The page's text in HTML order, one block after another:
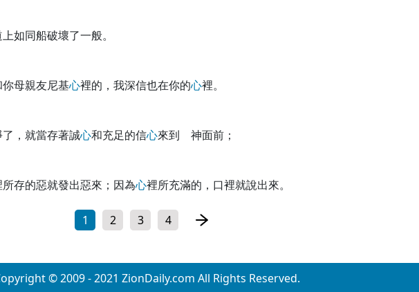
如同船破壞了一般。
母親友尼基心裡的，我深信也在你的心裡。
，就當存著誠心和充足的信心來到 神面前；
所存的惡就發出惡來；因為心裡所充滿的，口裡就說出來。
1 2 3 4
© 2009 - 2021 ZionDaily.com All Rights Reserved.